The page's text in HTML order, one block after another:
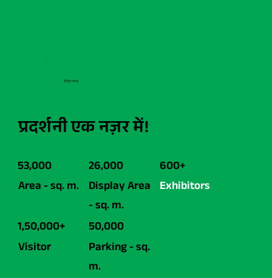
विस्तृत नक्शा
53,000
Area - sq. m.
26,000
Display Area
- sq. m.
600+
Exhibitors
1,50,000+
Visitor
50,000
Parking - sq.
m.
प्रदर्शनी एक नज़र में!